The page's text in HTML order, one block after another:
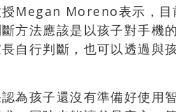
Megan Moreno表示，目
方法應該是以孩子對手機
自行判斷，也可以透過與
為孩子還沒有準備好使用